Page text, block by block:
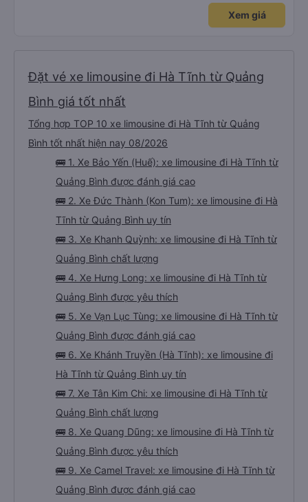
Xem giá
Đặt vé xe limousine đi Hà Tĩnh từ Quảng
Bình giá tốt nhất
Tổng hợp TOP 10 xe limousine đi Hà Tĩnh từ Quảng
Bình tốt nhất hiện nay 08/2026
🚌 1. Xe Bảo Yến (Huế): xe limousine đi Hà Tĩnh từ
Quảng Bình được đánh giá cao
🚌 2. Xe Đức Thành (Kon Tum): xe limousine đi Hà
Tĩnh từ Quảng Bình uy tín
🚌 3. Xe Khanh Quỳnh: xe limousine đi Hà Tĩnh từ
Quảng Bình chất lượng
🚌 4. Xe Hưng Long: xe limousine đi Hà Tĩnh từ
Quảng Bình được yêu thích
🚌 5. Xe Vạn Lục Tùng: xe limousine đi Hà Tĩnh từ
Quảng Bình được đánh giá cao
🚌 6. Xe Khánh Truyền (Hà Tĩnh): xe limousine đi
Hà Tĩnh từ Quảng Bình uy tín
🚌 7. Xe Tân Kim Chi: xe limousine đi Hà Tĩnh từ
Quảng Bình chất lượng
🚌 8. Xe Quang Dũng: xe limousine đi Hà Tĩnh từ
Quảng Bình được yêu thích
🚌 9. Xe Camel Travel: xe limousine đi Hà Tĩnh từ
Quảng Bình được đánh giá cao